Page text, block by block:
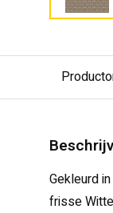
Gekleurd
frisse